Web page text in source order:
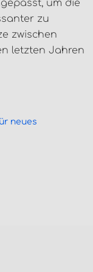
um die
zu
zwischen
letzten Jahren
neues